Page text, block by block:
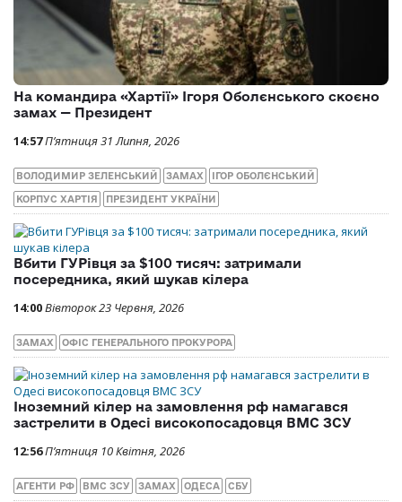
На командира «Хартії» Ігоря Оболєнського скоєно
замах — Президент
14:57П’ятниця 31 Липня, 2026
ВОЛОДИМИР ЗЕЛЕНСЬКИЙ ЗАМАХ ІГОР ОБОЛЄНСЬКИЙ
КОРПУС ХАРТІЯ ПРЕЗИДЕНТ УКРАЇНИ
Вбити ГУРівця за $100 тисяч: затримали
посередника, який шукав кілера
14:00Вівторок 23 Червня, 2026
ЗАМАХ ОФІС ГЕНЕРАЛЬНОГО ПРОКУРОРА
Іноземний кілер на замовлення рф намагався
застрелити в Одесі високопосадовця ВМС ЗСУ
12:56П’ятниця 10 Квітня, 2026
АГЕНТИ РФ ВМС ЗСУ ЗАМАХ ОДЕСА СБУ